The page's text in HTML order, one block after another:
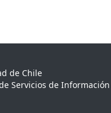
de Chile
Servicios de